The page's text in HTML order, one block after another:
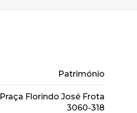
Património
Praça Florindo José Frota
3060-318